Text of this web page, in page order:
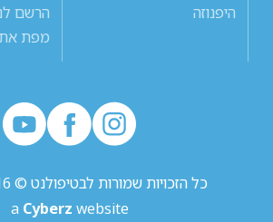
היפנוזה
הרשם
מפת
כל הזכויות שמורות לבטיפולנט © 2016 - 2023
a Cyberz website